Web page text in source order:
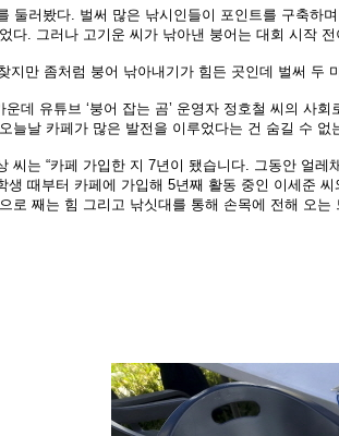
둘러봤다. 벌써 많은 낚시인들이 포인트를 구축하
다. 그러나 고기운 씨가 낚아낸 붕어는 대회 시작
지만 좀처럼 붕어 낚아내기가 힘든 곳인데 벌써 두
운데 유튜브 ‘붕어 잡는 곰’ 운영자 정호철 씨의 사
늘날 카페가 많은 발전을 이루었다는 건 숨길 수 없
씨는 “카페 가입한 지 7년이 됐습니다. 그동안 얼레
생 때부터 카페에 가입해 5년째 활동 중인 이세준 씨
으로 째는 힘 그리고 낚싯대를 통해 손목에 전해 오는